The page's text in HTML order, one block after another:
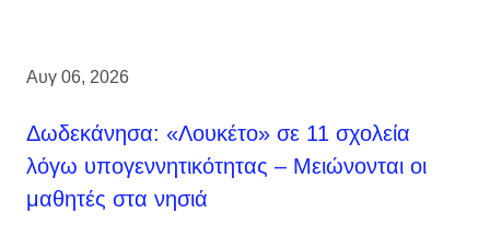
Αυγ 06, 2026
Δωδεκάνησα: «Λουκέτο» σε 11 σχολεία
λόγω υπογεννητικότητας – Μειώνονται οι
μαθητές στα νησιά